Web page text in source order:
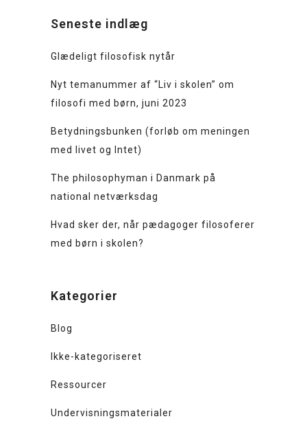
Seneste indlæg
Glædeligt filosofisk nytår
Nyt temanummer af “Liv i skolen” om
filosofi med børn, juni 2023
Betydningsbunken (forløb om meningen
med livet og Intet)
The philosophyman i Danmark på
national netværksdag
Hvad sker der, når pædagoger filosoferer
med børn i skolen?
Kategorier
Blog
Ikke-kategoriseret
Ressourcer
Undervisningsmaterialer